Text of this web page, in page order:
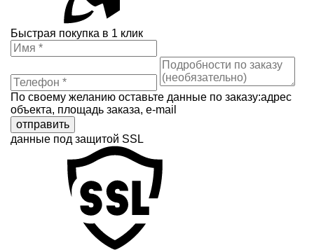
Быстрая покупка в 1 клик
По своему желанию оставьте данные по заказу:адрес
объекта, площадь заказа, e-mail
отправить
данные под защитой SSL